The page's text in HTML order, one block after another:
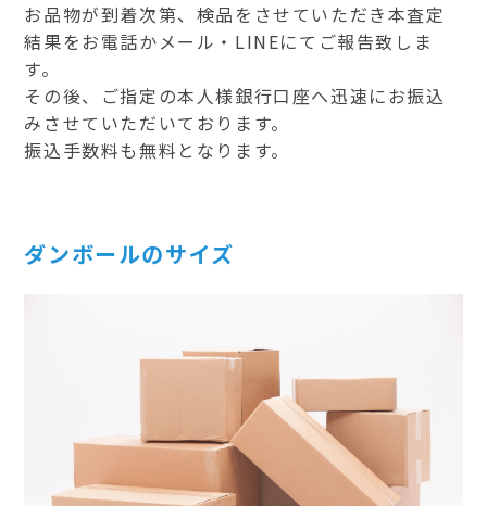
お品物が到着次第、検品をさせていただき本査定
結果をお電話かメール・LINEにてご報告致しま
す。
その後、ご指定の本人様銀行口座へ迅速にお振込
みさせていただいております。
振込手数料も無料となります。
ダンボールのサイズ